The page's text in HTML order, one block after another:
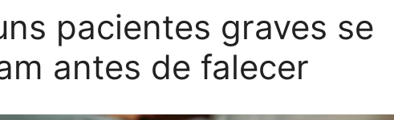
pacientes graves se
antes de falecer